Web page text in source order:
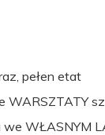
pełen etat
WARSZTATY
we WŁASNYM